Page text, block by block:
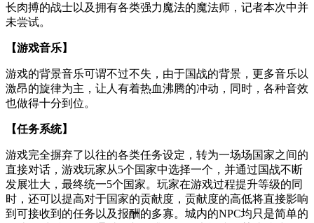
长肉搏的战士以及拥有各类强力魔法的魔法师，记者本次中并
未尝试。
【游戏音乐】
游戏的背景音乐可谓不过不失，由于国战的背景，更多音乐以
激昂的旋律为主，让人有着热血沸腾的冲动，同时，各种音效
也做得十分到位。
【任务系统】
游戏完全摒弃了以往的各类任务设定，转为一场场国家之间的
直接对话，游戏玩家从5个国家中选择一个，并通过国战不断
发展壮大，最终统一5个国家。玩家在游戏过程提升等级的同
时，还可以提高对于国家的贡献度，贡献度的高低将直接影响
到可接收到的任务以及报酬的多寡。城内的NPC均只是简单的